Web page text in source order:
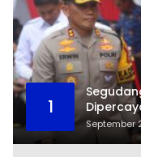
1
September